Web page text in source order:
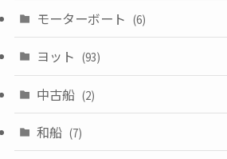
モーターボート (6)
ヨット (93)
中古船 (2)
和船 (7)